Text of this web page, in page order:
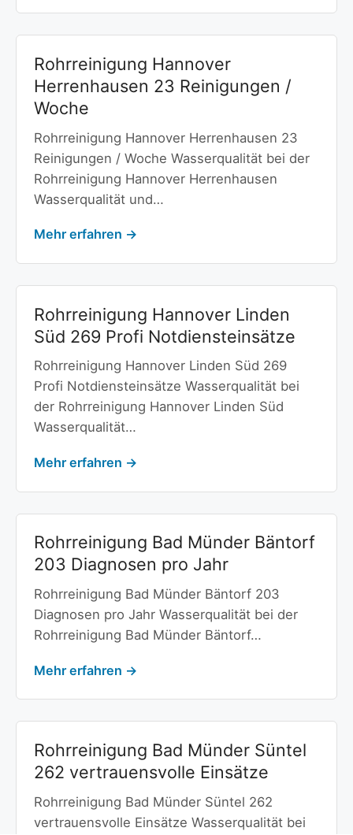
Rohrreinigung Hannover
Herrenhausen 23 Reinigungen /
Woche
Rohrreinigung Hannover Herrenhausen 23
Reinigungen / Woche Wasserqualität bei der
Rohrreinigung Hannover Herrenhausen
Wasserqualität und…
Mehr erfahren →
Rohrreinigung Hannover Linden
Süd 269 Profi Notdiensteinsätze
Rohrreinigung Hannover Linden Süd 269
Profi Notdiensteinsätze Wasserqualität bei
der Rohrreinigung Hannover Linden Süd
Wasserqualität…
Mehr erfahren →
Rohrreinigung Bad Münder Bäntorf
203 Diagnosen pro Jahr
Rohrreinigung Bad Münder Bäntorf 203
Diagnosen pro Jahr Wasserqualität bei der
Rohrreinigung Bad Münder Bäntorf…
Mehr erfahren →
Rohrreinigung Bad Münder Süntel
262 vertrauensvolle Einsätze
Rohrreinigung Bad Münder Süntel 262
vertrauensvolle Einsätze Wasserqualität bei